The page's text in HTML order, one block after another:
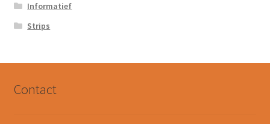
Informatief
Strips
Contact